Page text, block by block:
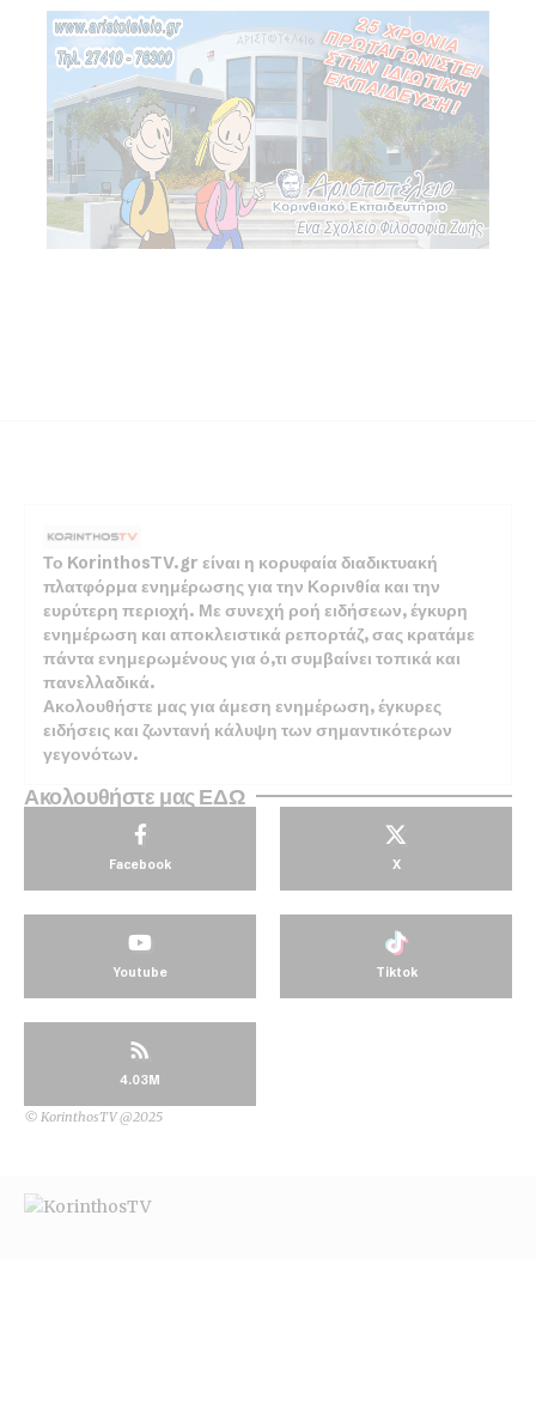
Το KorinthosTV.gr είναι η κορυφαία διαδικτυακή
πλατφόρμα ενημέρωσης για την Κορινθία και την
ευρύτερη περιοχή. Με συνεχή ροή ειδήσεων, έγκυρη
ενημέρωση και αποκλειστικά ρεπορτάζ, σας κρατάμε
πάντα ενημερωμένους για ό,τι συμβαίνει τοπικά και
πανελλαδικά.
Ακολουθήστε μας για άμεση ενημέρωση, έγκυρες
ειδήσεις και ζωντανή κάλυψη των σημαντικότερων
γεγονότων.
Ακολουθήστε μας ΕΔΩ
Facebook X
Youtube Tiktok
4.03M
© KorinthosTV @2025